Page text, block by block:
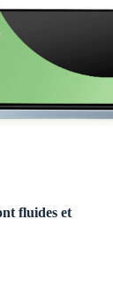
fluides et